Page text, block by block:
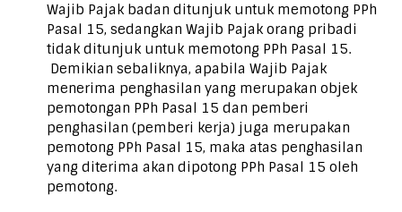
Wajib Pajak badan ditunjuk untuk memotong PPh
Pasal 15, sedangkan Wajib Pajak orang pribadi
tidak ditunjuk untuk memotong PPh Pasal 15.
Demikian sebaliknya, apabila Wajib Pajak
menerima penghasilan yang merupakan objek
pemotongan PPh Pasal 15 dan pemberi
penghasilan (pemberi kerja) juga merupakan
pemotong PPh Pasal 15, maka atas penghasilan
yang diterima akan dipotong PPh Pasal 15 oleh
pemotong.